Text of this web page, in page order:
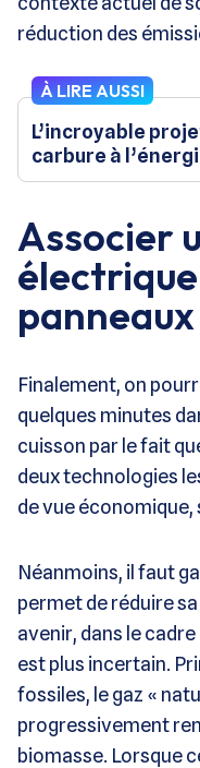
réduction des
À LIRE AUSSI
L’incroyable
carbure à
Associer
Finalement, on
quelques minutes
cuisson par le fait
deux technologies
de vue
Néanmoins, il faut
permet de réduire
avenir, dans le
est plus incertain.
fossiles, le gaz «
progressivement
biomasse. Lorsque